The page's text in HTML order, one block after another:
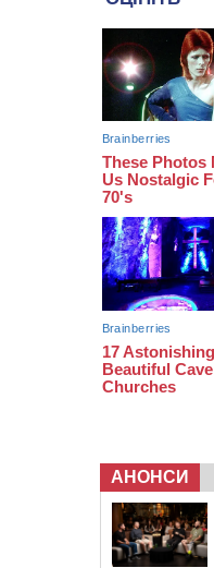
08:22
“На
біля
07:30 Понад
06 СЕРПНЯ
21:13 Вісім
АНОНСИ